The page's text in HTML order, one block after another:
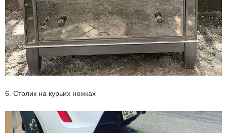
6. Столик на курьих ножках